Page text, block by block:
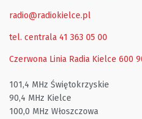
radio@radiokielce.pl
tel. centrala 41 363 05 00
Czerwona Linia Radia Kielce 600
101,4 MHz Świętokrzyskie
90,4 MHz Kielce
100,0 MHz Włoszczowa